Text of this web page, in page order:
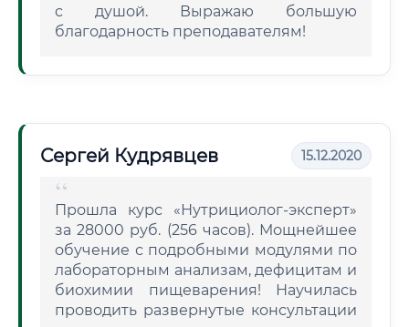
с душой. Выражаю большую
благодарность преподавателям!
Сергей Кудрявцев 15.12.2020
Прошла курс «Нутрициолог-эксперт»
за 28000 руб. (256 часов). Мощнейшее
обучение с подробными модулями по
лабораторным анализам, дефицитам и
биохимии пищеварения! Научилась
проводить развернутые консультации